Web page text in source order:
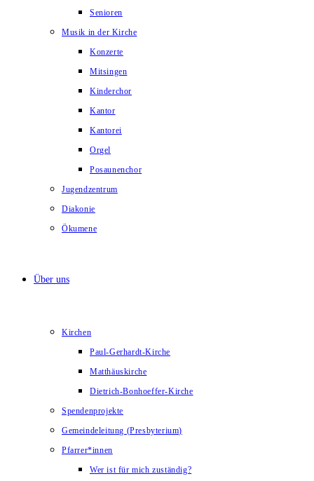
Senioren
Musik in der Kirche
Konzerte
Mitsingen
Kinderchor
Kantor
Kantorei
Orgel
Posaunenchor
Jugendzentrum
Diakonie
Ökumene
Über uns
Kirchen
Paul-Gerhardt-Kirche
Matthäuskirche
Dietrich-Bonhoeffer-Kirche
Spendenprojekte
Gemeindeleitung (Presbyterium)
Pfarrer*innen
Wer ist für mich zuständig?